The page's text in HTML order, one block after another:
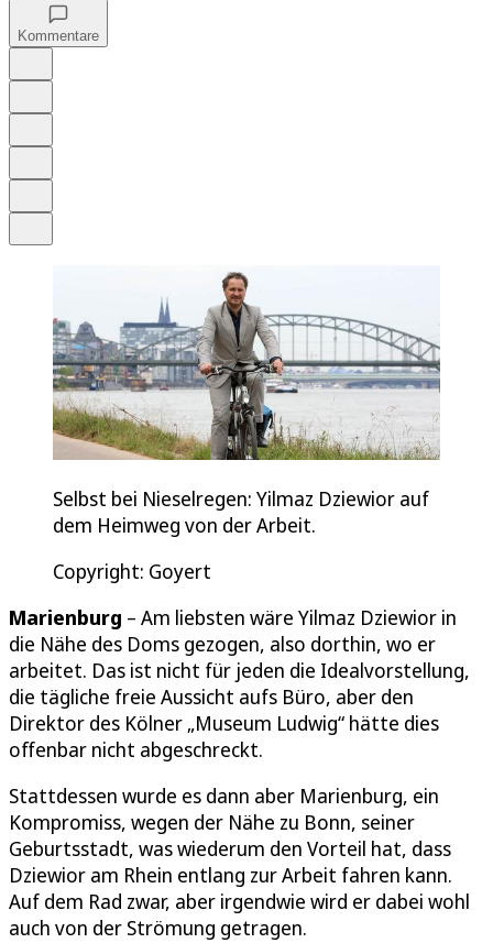
Kommentare
Selbst bei Nieselregen: Yilmaz Dziewior auf
dem Heimweg von der Arbeit.
Copyright: Goyert
Marienburg – Am liebsten wäre Yilmaz Dziewior in
die Nähe des Doms gezogen, also dorthin, wo er
arbeitet. Das ist nicht für jeden die Idealvorstellung,
die tägliche freie Aussicht aufs Büro, aber den
Direktor des Kölner „Museum Ludwig“ hätte dies
offenbar nicht abgeschreckt.
Stattdessen wurde es dann aber Marienburg, ein
Kompromiss, wegen der Nähe zu Bonn, seiner
Geburtsstadt, was wiederum den Vorteil hat, dass
Dziewior am Rhein entlang zur Arbeit fahren kann.
Auf dem Rad zwar, aber irgendwie wird er dabei wohl
auch von der Strömung getragen.